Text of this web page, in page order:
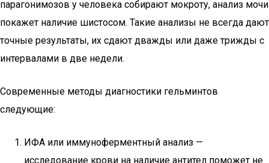
парагонимозов у человека собирают мокроту, анализ мочи
покажет наличие шистосом. Такие анализы не всегда дают
точные результаты, их сдают дважды или даже трижды с
интервалами в две недели.
Современные методы диагностики гельминтов
следующие:
ИФА или иммуноферментный анализ —
исследование крови на наличие антител поможет не